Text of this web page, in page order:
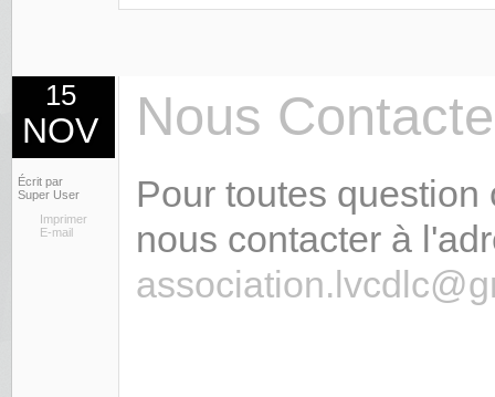
15
NOV
Écrit par
Super User
Imprimer
E-mail
Nous
Pour toutes
nous contacter à